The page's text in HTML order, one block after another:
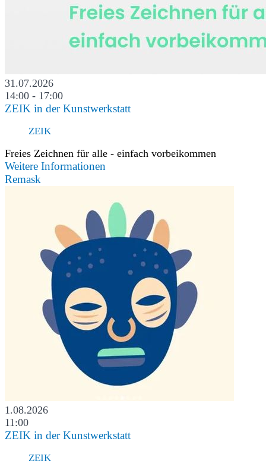
31.07.2026
14:00 - 17:00
ZEIK in der Kunstwerkstatt
ZEIK
Freies Zeichnen für alle - einfach vorbeikommen
Weitere Informationen
Remask
1.08.2026
11:00
ZEIK in der Kunstwerkstatt
ZEIK